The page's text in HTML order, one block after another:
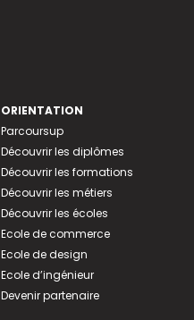
ORIENTATION
Parcoursup
Découvrir les diplômes
Découvrir les formations
Découvrir les métiers
Découvrir les écoles
Ecole de commerce
Ecole de design
Ecole d’ingénieur
Devenir partenaire